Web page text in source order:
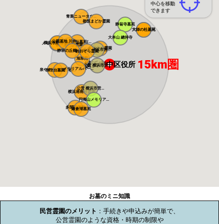
中心を移動
できます
横浜中央霊園
朝陽の杜墓苑(...
横浜港南台霊園
メモリアルサン...
旭翠苑
横浜あさひ霊園
横浜浄苑 ふれ...
公園墓地 川井...
大師の杜墓苑
泉やすらぎの丘...
多聞院墓苑
静林の丘鶴ヶ峰...
鎌倉湖墓苑
大師の杜墓苑
弥生台墓園 横...
静翁寺墓苑
公営 横浜市営...
公営 横浜市営...
公営 横浜市営...
円海山メモリア...
青葉ニュータウ...
あおぞら霊園
都筑まどか霊園
大本山 總持寺
メモリアルパー...横浜市中区役所 15km圏
お墓のミニ知識
民営霊園のメリット ：手続きや申込みが簡単で、
公営霊園のような資格・時期の制限や